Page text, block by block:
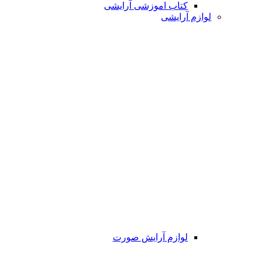
کتاب اموزشی آرایشی
لوازم آرایشی
لوازم آرایش صورت